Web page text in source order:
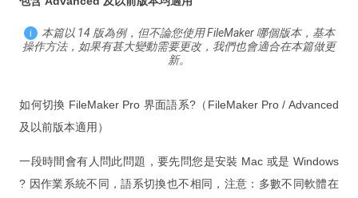
FileMaker Pro 規格能力
Trial and Patch
Get a Quote
Online Help
本篇以 14 版為例，但不論您使用 FileMaker 哪個版本，基本
操作方法，如果有甚大變動需要更改，我們也會適合在本篇做更
新。
如何切換 FileMaker Pro 界面語系?（FileMaker Pro / Advanced
及以前版本適用）
一段時間會有人問此問題，要先問您是安裝 Mac 或是 Windows
? 因作業系統不同，語系切換也不相同，注意：多數不同軟體在